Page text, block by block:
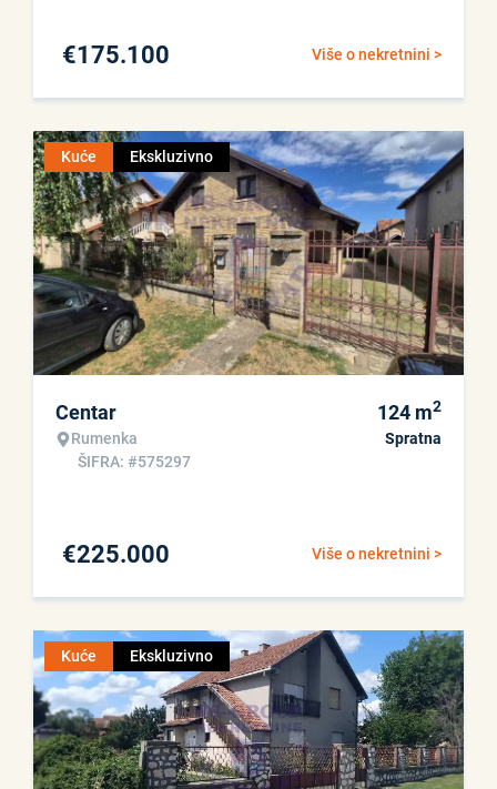
Više o nekretnini >
€175.100
Kuće Ekskluzivno
Centar
Rumenka
ŠIFRA: #575297
124 m2
Spratna
Više o nekretnini >
€225.000
Kuće Ekskluzivno